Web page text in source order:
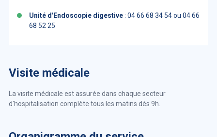
Unité d'Endoscopie digestive: 04 66 68 34 54 ou 04 66
68 52 25
Visite médicale
La visite médicale est assurée dans chaque secteur
d'hospitalisation complète tous les matins dès 9h.